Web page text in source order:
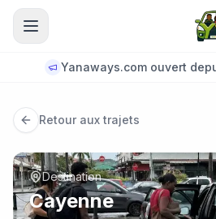
Aller au contenu principal
Yanaways.com ouvert
Retour aux trajets
Destination
Cayenne